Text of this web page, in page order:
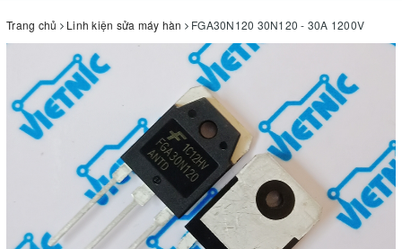
Trang chủ Linh kiện sửa máy hàn FGA30N120 30N120 - 30A 1200V